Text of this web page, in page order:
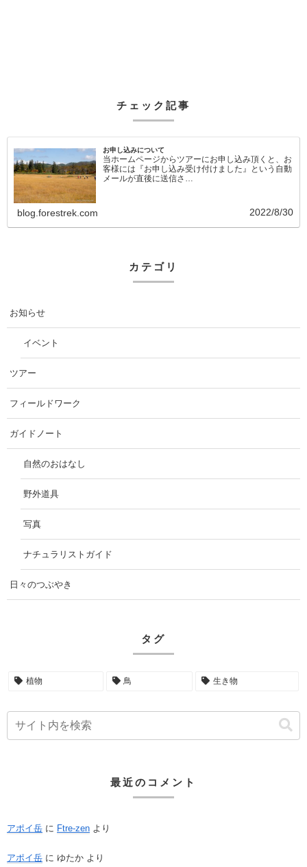
チェック記事
お申し込みについて
当ホームページからツアーにお申し込み頂くと、お
客様には『お申し込み受け付けました』という自動
メールが直後に送信さ…
blog.forestrek.com 2022/8/30
カテゴリ
お知らせ
イベント
ツアー
フィールドワーク
ガイドノート
自然のおはなし
野外道具
写真
ナチュラリストガイド
日々のつぶやき
タグ
植物 鳥 生き物
最近のコメント
アポイ岳 に Ftre-zen より
アポイ岳 に ゆたか より